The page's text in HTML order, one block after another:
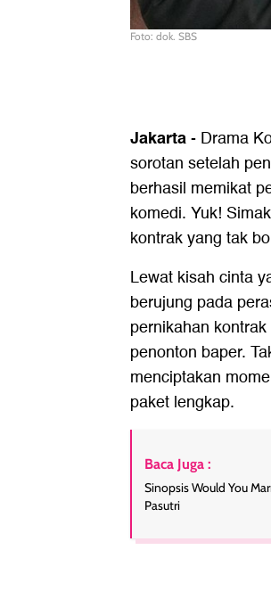
Foto: dok. SBS
Jakarta- Drama
sorotan setelah
berhasil memikat
komedi. Yuk!
kontrak yang tak
Lewat kisah cinta
berujung pada
pernikahan
penonton baper.
menciptakan
paket lengkap.
Baca Juga :
Sinopsis Would You
Pasutri